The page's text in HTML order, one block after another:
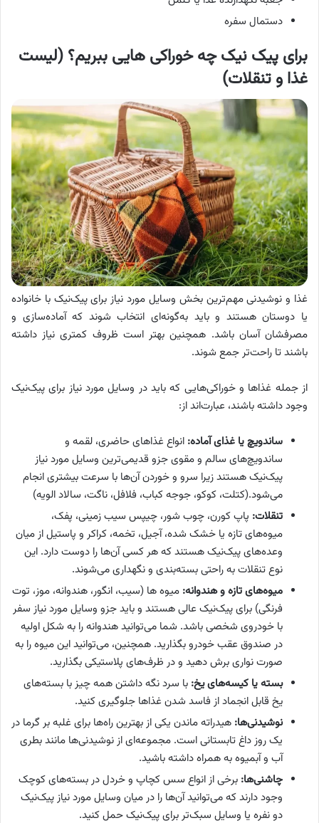
دستمال سفره
برای پیک نیکچه خوراکی هایی ببریم؟ (لیست
غذا و تنقلات)
غذا و نوشیدنی مهم‌ترین بخش وسایل مورد نیاز برای پیک‌نیک با خانواده
یا دوستان هستند و باید به‌گونه‌ای انتخاب شوند که آماده‌سازی و
مصرفشان آسان باشد. همچنین بهتر است ظروف کمتری نیاز داشته
باشند تا راحت‌تر جمع شوند.
از جمله غذاها و خوراکی‌هایی که باید در وسایل مورد نیاز برای پیک‌نیک
وجود داشته باشند، عبارت‌اند از:
ساندویچ یا غذای آماده: انواع غذاهای حاضری، لقمه و
ساندویچ‌های سالم و مقوی جزو قدیمی‌ترین وسایل مورد نیاز
پیک‌نیک هستند زیرا سرو و خوردن آن‌ها با سرعت بیشتری انجام
می‌شود.(کتلت، کوکو، جوجه کباب، فلافل، ناگت، سالاد الویه)
تنقلات: پاپ کورن، چوب شور، چیپس سیب زمینی، پفک،
میوه‌های تازه یا خشک شده، آجیل، تخمه، کراکر و پاستیل از میان
وعده‌های پیک‌نیک هستند که هر کسی آن‌ها را دوست دارد. این
نوع تنقلات به راحتی بسته‌بندی و نگهداری می‌شوند.
میوه‌های تازه و هندوانه: میوه ها (سیب، انگور، هندوانه، موز، توت
فرنگی) برای پیک‌نیک عالی هستند و باید جزو وسایل مورد نیاز سفر
با خودروی شخصی باشد. شما می‌توانید هندوانه را به شکل اولیه
در صندوق عقب خودرو بگذارید. همچنین، می‌توانید این میوه را به
صورت نواری برش دهید و در ظرف‌های پلاستیکی بگذارید.
بسته یا کیسه‌های یخ: با سرد نگه داشتن همه چیز با بسته‌های
یخ قابل انجماد از فاسد شدن غذاها جلوگیری کنید.
نوشیدنی‌ها: هیدراته ماندن یکی از بهترین راه‌ها برای غلبه بر گرما در
یک روز داغ تابستانی است. مجموعه‌ای از نوشیدنی‌ها مانند بطری‌
آب و آبمیوه به همراه داشته باشید.
چاشنی‌ها: برخی از انواع سس کچاپ و خردل در بسته‌های کوچک
وجود دارند که می‌توانید آن‌ها را در میان وسایل مورد نیاز پیک‌نیک
دو نفره یا وسایل سبک‌تر برای پیک‌نیک حمل کنید.